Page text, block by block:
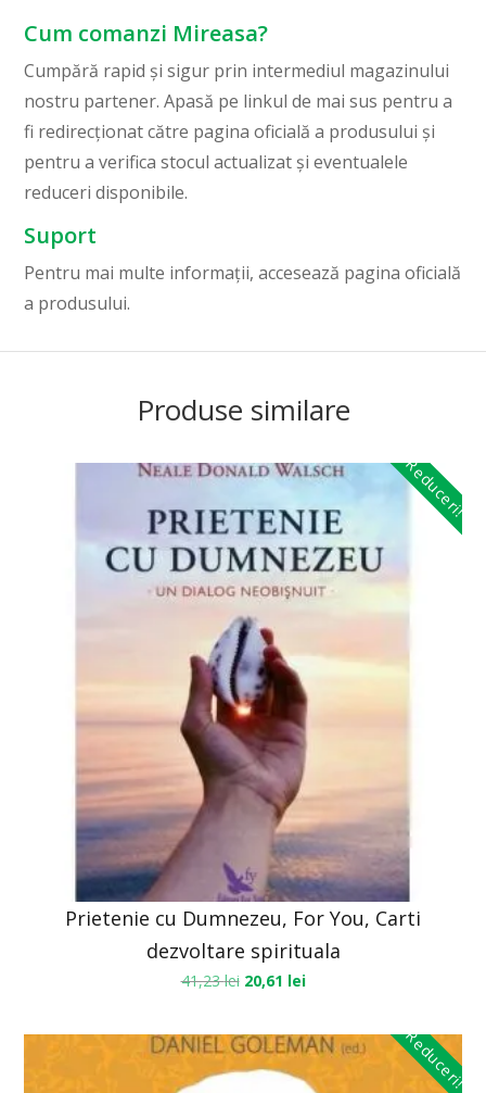
Cum comanzi Mireasa?
Cumpără rapid și sigur prin intermediul magazinului
nostru partener. Apasă pe linkul de mai sus pentru a
fi redirecționat către pagina oficială a produsului și
pentru a verifica stocul actualizat și eventualele
reduceri disponibile.
Suport
Pentru mai multe informații, accesează pagina oficială
a produsului.
Produse similare
Reduceri!
Prietenie cu Dumnezeu, For You, Carti
dezvoltare spirituala
41,23lei 20,61 lei
Reduceri!